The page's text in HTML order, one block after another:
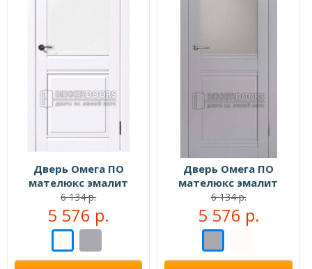
Дверь Омега ПО
мателюкс эмалит
белый
6 134 р.
5 576 р.
Дверь Омега ПО
мателюкс эмалит
серый
6 134 р.
5 576 р.